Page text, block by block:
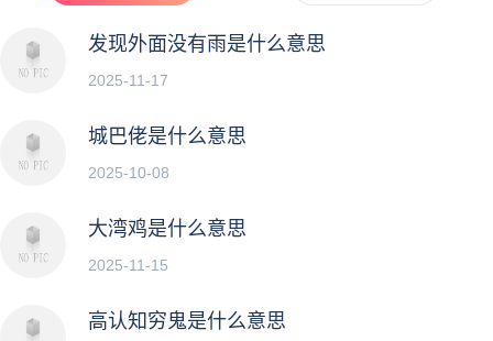
发现外面没有雨是什么意思
2025-11-17
城巴佬是什么意思
2025-10-08
大湾鸡是什么意思
2025-11-15
高认知穷鬼是什么意思